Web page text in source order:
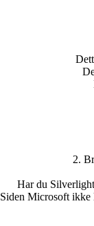
2.
Har du
Siden Microsoft ikke